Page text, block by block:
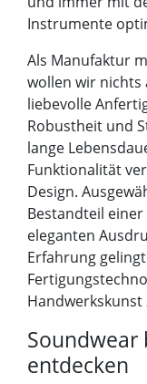
Instrumente
Als Manufaktur
wollen wir nichts
liebevolle
Robustheit und
lange
Funktionalität
Design.
Bestandteil
eleganten
Erfahrung
Handwerkskunst
Soundwear
entdecken